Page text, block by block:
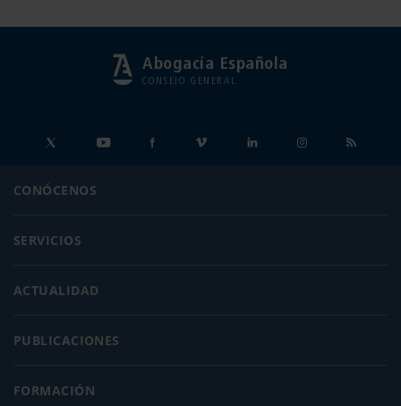
Abogacía Española
CONSEJO GENERAL
CONÓCENOS
SERVICIOS
ACTUALIDAD
PUBLICACIONES
FORMACIÓN